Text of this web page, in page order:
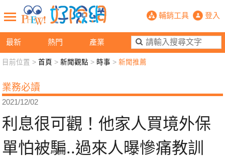
最新 熱門 產業
利息很可觀！他家人買境外保單
輔銷工具 登入
新聞觀點 業務交流 好險懂生活
退休先準備 好險學堂 輔銷工具 活動專區
目前位置 >首頁 >新聞觀點 > 時事 >新聞推薦
業務必讀
2021/12/02
利息很可觀！他家人買境外保
單怕被騙..過來人曝慘痛教訓